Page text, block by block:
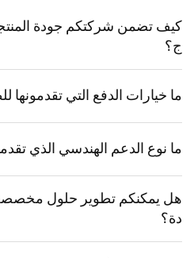
كيف تضمن شركتكم جودة
ج؟
ما خيارات الدفع التي تقدمونها
ما نوع الدعم الهندسي الذي
هل يمكنكم تطوير حلول مخصصة
دة؟